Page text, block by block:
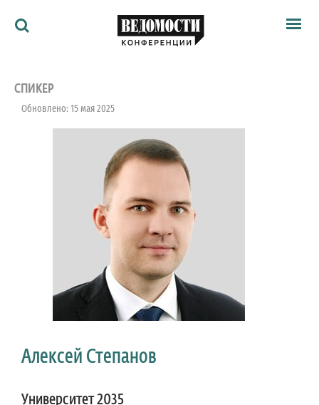
Архив
Ведомости
Как потратить
СПИКЕР
Обновлено: 15 мая 2025
Алексей Степанов
Университет 2035